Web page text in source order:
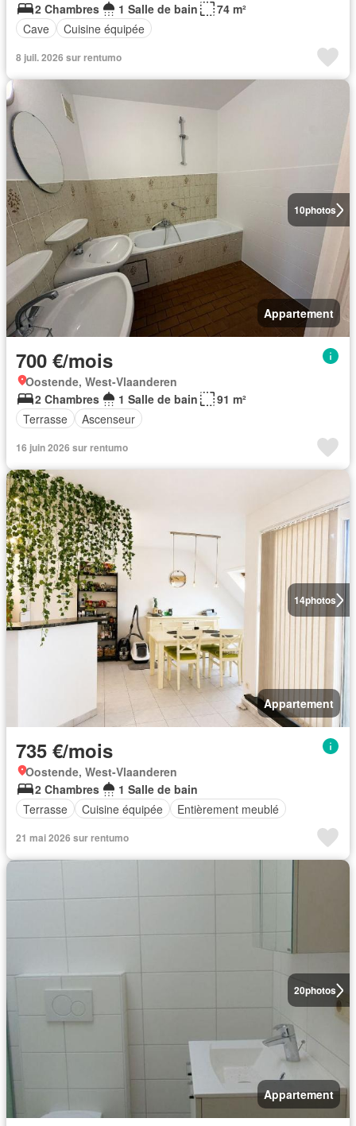
2 Chambres
1 Salle de bain
74 m²
Cave
Cuisine équipée
8 juil. 2026 sur rentumo
10photos
Appartement
700 €/mois
Oostende, West-Vlaanderen
2 Chambres
1 Salle de bain
91 m²
Terrasse
Ascenseur
16 juin 2026 sur rentumo
14photos
Appartement
735 €/mois
Oostende, West-Vlaanderen
2 Chambres
1 Salle de bain
Terrasse
Cuisine équipée Entièrement meublé
21 mai 2026 sur rentumo
20photos
Appartement